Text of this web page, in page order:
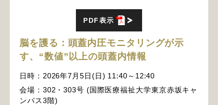
PDF表示
脳を護る：頭蓋内圧モニタリングが示
す、“数値”以上の頭蓋内情報
日時：2026年7月5日(日) 11:40～12:40
会場：302・303号 (国際医療福祉大学東京赤坂キャ
ンパス3階)